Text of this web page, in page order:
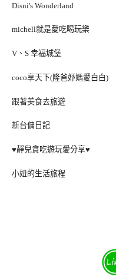
Disni's Wonderland
michell就是愛吃喝玩樂
V、S 幸福城堡
coco享天下(隆爸妤媽愛白白)
跟著美食去旅遊
新台傭日記
♥靜兒貪吃遊玩愛分享♥
小妞的生活旅程